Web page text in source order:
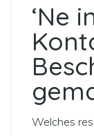
‘Ne
Welches